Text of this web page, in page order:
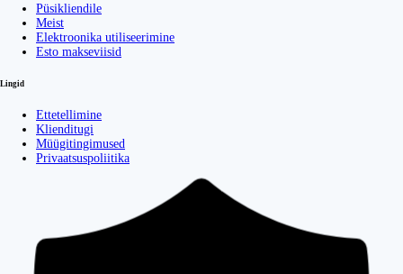
Püsikliendile
Meist
Elektroonika utiliseerimine
Esto makseviisid
Lingid
Ettetellimine
Klienditugi
Müügitingimused
Privaatsuspoliitika